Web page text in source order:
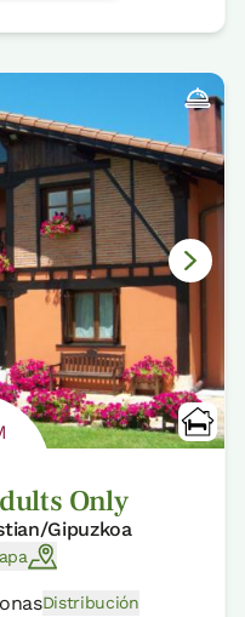
Only
Gipuzkoa
Distribución